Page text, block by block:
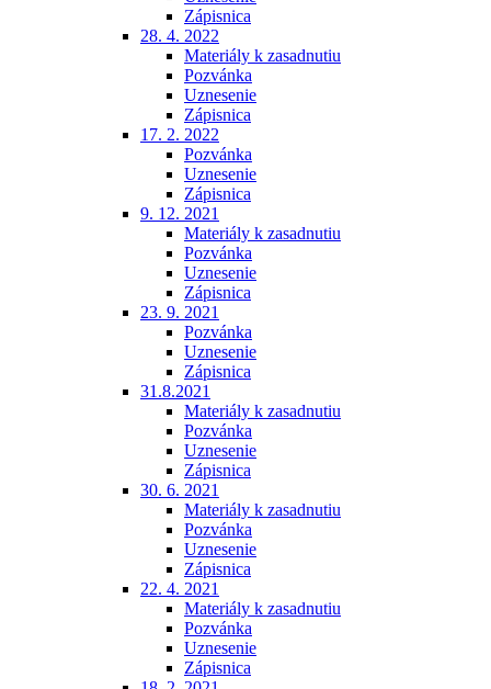
Zápisnica
28. 4. 2022
Materiály k zasadnutiu
Pozvánka
Uznesenie
Zápisnica
17. 2. 2022
Pozvánka
Uznesenie
Zápisnica
9. 12. 2021
Materiály k zasadnutiu
Pozvánka
Uznesenie
Zápisnica
23. 9. 2021
Pozvánka
Uznesenie
Zápisnica
31.8.2021
Materiály k zasadnutiu
Pozvánka
Uznesenie
Zápisnica
30. 6. 2021
Materiály k zasadnutiu
Pozvánka
Uznesenie
Zápisnica
22. 4. 2021
Materiály k zasadnutiu
Pozvánka
Uznesenie
Zápisnica